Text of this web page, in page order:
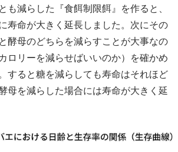
も減らした『食餌制限餌』を作ると、
寿命が大きく延長しました。次にその
酵母のどちらを減らすことが大事なの
ロリーを減らせばいいのか）を確かめ
すると糖を減らしても寿命はそれほど
母を減らした場合には寿命が大きく延